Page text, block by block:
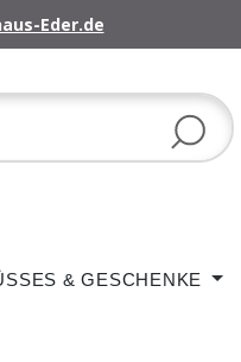
Eder.de
& GESCHENKE